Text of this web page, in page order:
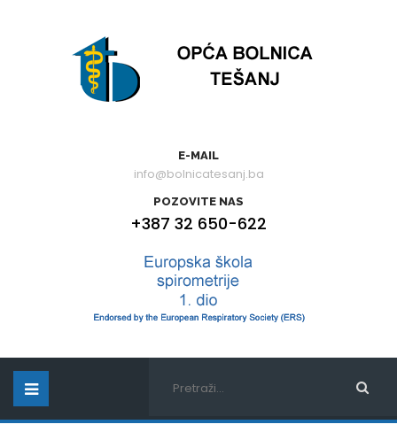
E-MAIL
info@bolnicatesanj.ba
POZOVITE NAS
+387 32 650-622